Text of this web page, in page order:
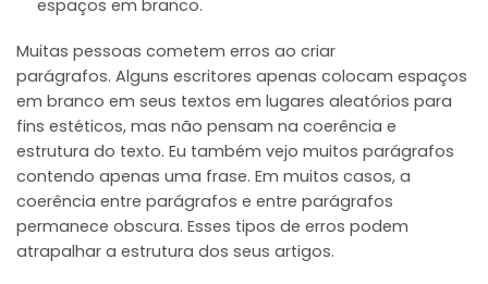
espaços em branco.
Muitas pessoas cometem erros ao criar
parágrafos. Alguns escritores apenas colocam espaços
em branco em seus textos em lugares aleatórios para
fins estéticos, mas não pensam na coerência e
estrutura do texto. Eu também vejo muitos parágrafos
contendo apenas uma frase. Em muitos casos, a
coerência entre parágrafos e entre parágrafos
permanece obscura. Esses tipos de erros podem
atrapalhar a estrutura dos seus artigos.